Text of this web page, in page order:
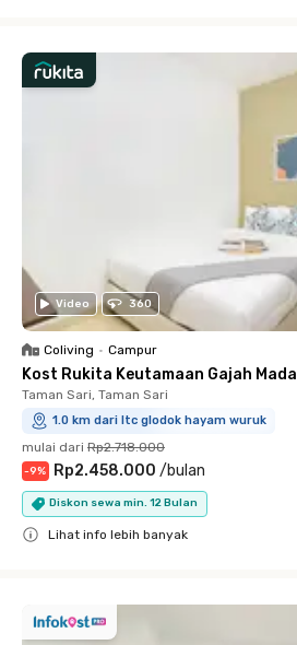
Video 360
Coliving • Campur
Kost Rukita Keutamaan Gajah Mada
Taman Sari, Taman Sari
1.0 km dari ltc glodok hayam wuruk
mulai dari Rp2.718.000
-9% Rp2.458.000 /bulan
Diskon sewa min. 12 Bulan
Lihat info lebih banyak